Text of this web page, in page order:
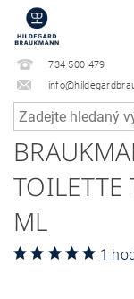
734 500 479
ML
1